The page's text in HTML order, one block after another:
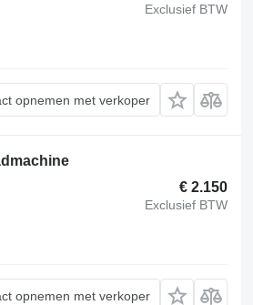
Exclusief BTW
opnemen met verkoper
€ 2.150
Exclusief BTW
opnemen met verkoper